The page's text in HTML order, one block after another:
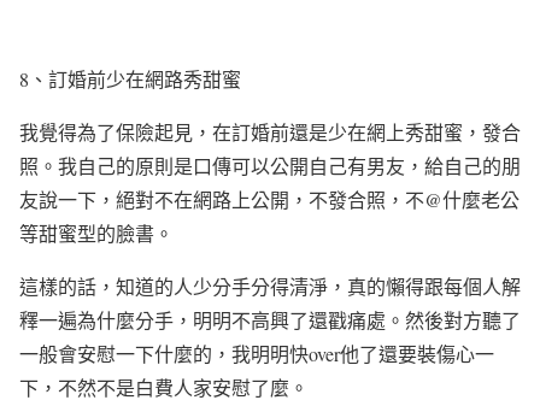
8 、訂婚前少在網路秀甜蜜
我覺得為了保險起見，在訂婚前還是少在網上秀甜蜜，發合
照。我自己的原則是口傳可以公開自己有男友，給自己的朋
友說一下，絕對不在網路上公開，不發合照，不@什麼老公
等甜蜜型的臉書。
這樣的話，知道的人少分手分得清淨，真的懶得跟每個人解
釋一遍為什麼分手，明明不高興了還戳痛處。然後對方聽了
一般會安慰一下什麼的，我明明快over他了還要裝傷心一
下，不然不是白費人家安慰了麼。